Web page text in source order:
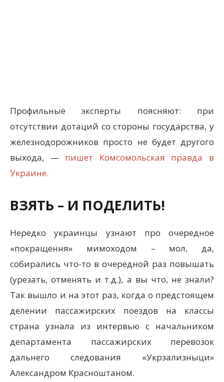
Профильные эксперты поясняют: при
отсутствии дотаций со стороны государства, у
железнодорожников просто не будет другого
выхода, — пишет Комсомольская правда в
Украине.
ВЗЯТЬ – И ПОДЕЛИТЬ!
Нередко украинцы узнают про очередное
«покращення» мимоходом – мол, да,
собирались что-то в очередной раз повышать
(урезать, отменять и т.д.), а вы что, не знали?
Так вышло и на этот раз, когда о предстоящем
делении пассажирских поездов на классы
страна узнала из интервью с начальником
департамента пассажирских перевозок
дальнего следования «Укрзализныци»
Александром Красноштаном.